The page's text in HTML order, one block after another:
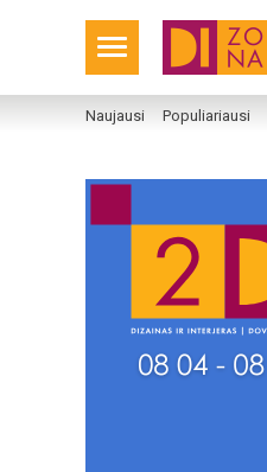
Naujausi Populiariausi